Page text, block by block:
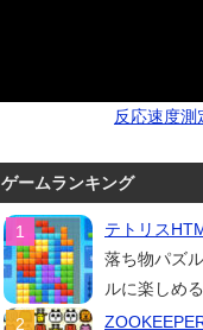
反応速度測
ゲームランキング
テトリス
落ち物パズ
ルに楽しめる